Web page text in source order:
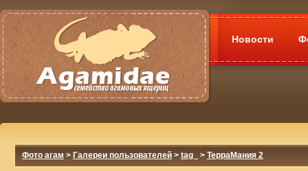
Новости
Фото агам > Галереи пользователей > tag_ > ТерраМания 2